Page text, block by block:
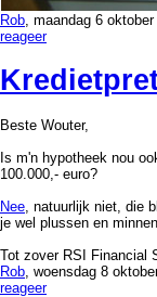
Rob, maandag 6
reageer
Beste Wouter,
Is m'n hypotheek nou
100.000,- euro?
Nee , natuurlijk niet, die
je wel plussen en minnen.
Tot zover RSI Financial
Rob , woensdag 8
reageer